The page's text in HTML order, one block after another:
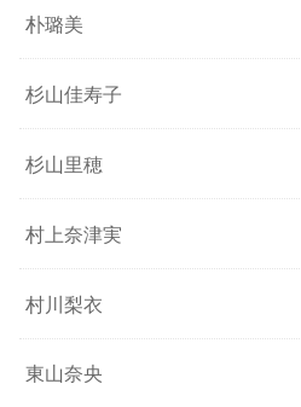
朴璐美
杉山佳寿子
杉山里穂
村上奈津実
村川梨衣
東山奈央